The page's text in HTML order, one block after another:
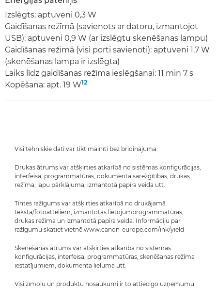
Izslēgts: aptuveni 0,3 W
Gaidīšanas režīmā (savienots ar datoru, izmantojot
USB): aptuveni 0,9 W (ar izslēgtu skenēšanas lampu)
Gaidīšanas režīmā (visi porti savienoti): aptuveni 1,7 W
(skenēšanas lampa ir izslēgta)
Laiks līdz gaidīšanas režīma ieslēgšanai: 11 min 7 s
Kopēšana: apt. 19 W12
Visi tehniskie dati var tikt mainīti bez brīdinājuma.
Drukas ātrums var atšķirties atkarībā no sistēmas konfigurācijas,
interfeisa, programmatūras, dokumenta sarežģītības, drukas
režīma, lapu pārklājuma, izmantotā papīra veida utt.
Tintes ražīgums var atšķirties atkarībā no drukājamā
teksta/fotoattēliem, izmantotās lietojumprogrammatūras,
drukas režīma un izmantotā papīra veida. Informāciju par
ražīgumu skatiet vietnē www.canon-europe.com/ink/yield
Skenēšanas ātrums var atšķirties atkarībā no sistēmas
konfigurācijas, interfeisa, programmatūras, skenēšanas režīma
iestatījumiem, dokumenta lieluma utt.
Visi zīmolu un produktu nosaukumi ir to attiecīgo uzņēmumu